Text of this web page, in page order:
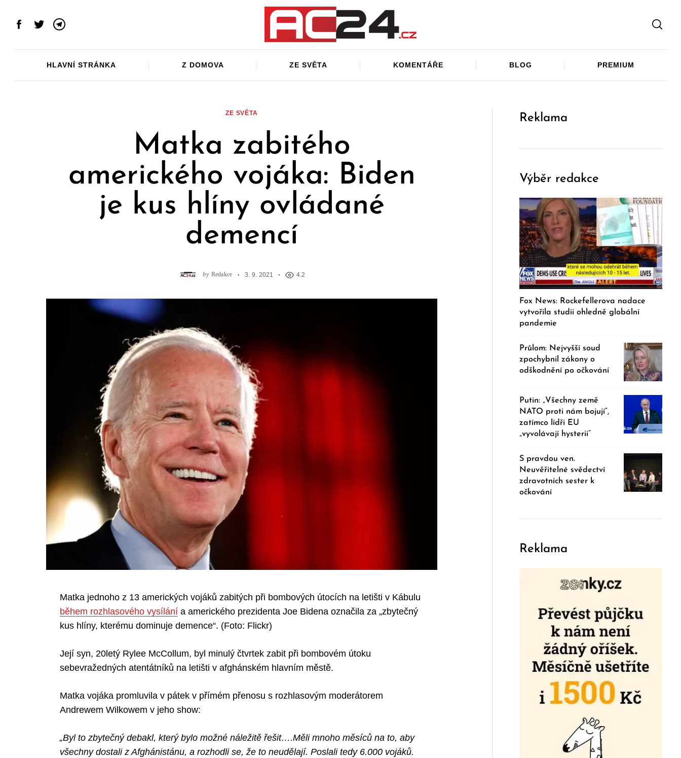
Facebook
TwitterTelegram
HLAVNÍ STRÁNKA Z DOMOVA ZE SVĚTA KOMENTÁŘE BLOG PREMIUM
ZE SVĚTA
Matka zabitého
amerického vojáka: Biden
je kus hlíny ovládané
demencí
by Redakce 3. 9. 2021 4.2
Matka jednoho z 13 amerických vojáků zabitých při bombových útocích na letišti v Kábulu
během rozhlasového vysílání a amerického prezidenta Joe Bidena označila za „zbytečný
kus hlíny, kterému dominuje demence“. (Foto: Flickr)
Její syn, 20letý Rylee McCollum, byl minulý čtvrtek zabit při bombovém útoku
sebevražedných atentátníků na letišti v afghánském hlavním městě.
Matka vojáka promluvila v pátek v přímém přenosu s rozhlasovým moderátorem
Andrewem Wilkowem v jeho show:
„Byl to zbytečný debakl, který bylo možné náležitě řešit….Měli mnoho měsíců na to, aby
všechny dostali z Afghánistánu, a rozhodli se, že to neudělají. Poslali tedy 6.000 vojáků.
Reklama
Výběr redakce
Fox News: Rockefellerova nadace
vytvořila studii ohledně globální
pandemie
Průlom: Nejvyšší soud
zpochybnil zákony o
odškodnění po očkování
Putin: „Všechny země
NATO proti nám bojují“,
zatímco lídři EU
„vyvolávají hysterii“
S pravdou ven.
Neuvěřitelné svědectví
zdravotních sester k
očkování
Reklama